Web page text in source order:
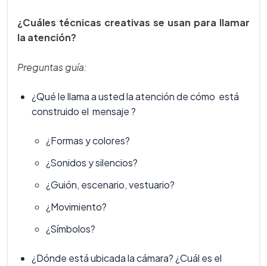
¿Cuáles técnicas creativas se usan para llamar
la atención?
Preguntas guía:
¿Qué le llama a usted la atención de cómo está
construido el mensaje ?
¿Formas y colores?
¿Sonidos y silencios?
¿Guión, escenario, vestuario?
¿Movimiento?
¿Símbolos?
¿Dónde está ubicada la cámara? ¿Cuál es el